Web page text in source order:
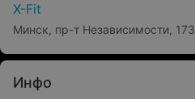
X-Fit
Минск, пр-т Независимости, 173
Инфо